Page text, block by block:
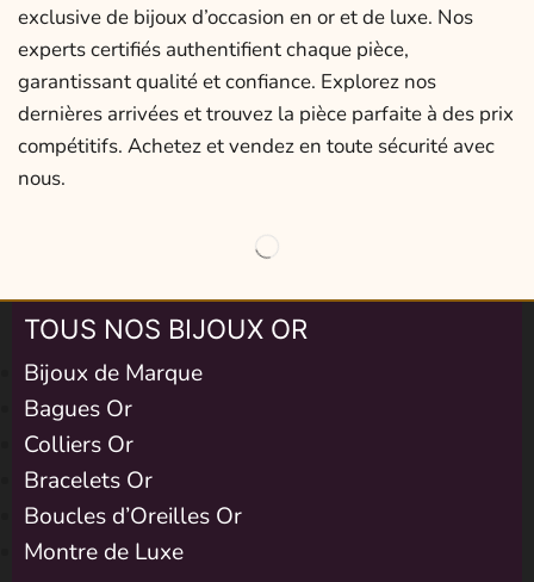
exclusive de bijoux d’occasion en or et de luxe. Nos
experts certifiés authentifient chaque pièce,
garantissant qualité et confiance. Explorez nos
dernières arrivées et trouvez la pièce parfaite à des prix
compétitifs. Achetez et vendez en toute sécurité avec
nous.
TOUS NOS BIJOUX OR
Bijoux de Marque
Bagues Or
Colliers Or
Bracelets Or
Boucles d’Oreilles Or
Montre de Luxe